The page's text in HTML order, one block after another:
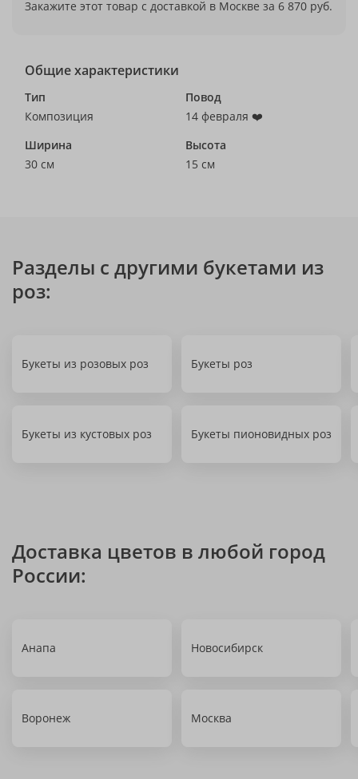
Закажите этот товар с доставкой в Москве за 6 870 руб.
Общие характеристики
Тип
Композиция
Повод
14 февраля ❤️
Ширина
30 см
Высота
15 см
Разделы с другими букетами из
роз:
Букеты из розовых роз Букеты роз
Букеты из кустовых роз Букеты пионовидных роз
Доставка цветов в любой город
России:
Анапа Новосибирск
Воронеж Москва